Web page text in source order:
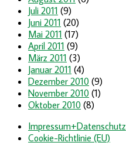
Juli 2011 (9)
Juni 2011 (20)
Mai 2011 (17)
April 2011 (9)
März 2011 (3)
Januar 2011 (4)
Dezember 2010 (9)
November 2010 (1)
Oktober 2010 (8)
Impressum+Datenschutz
Cookie-Richtlinie (EU)